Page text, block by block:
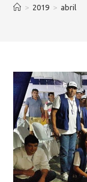
> 2019 > abril